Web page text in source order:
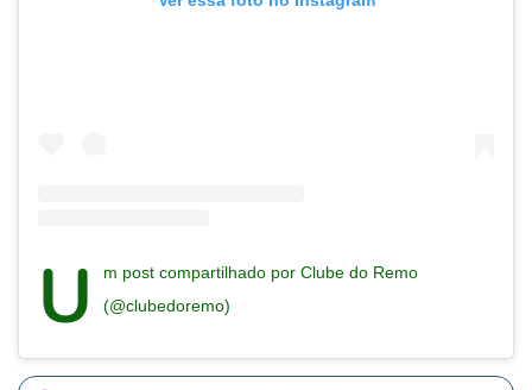
Um post compartilhado por Clube do Remo
(@clubedoremo)